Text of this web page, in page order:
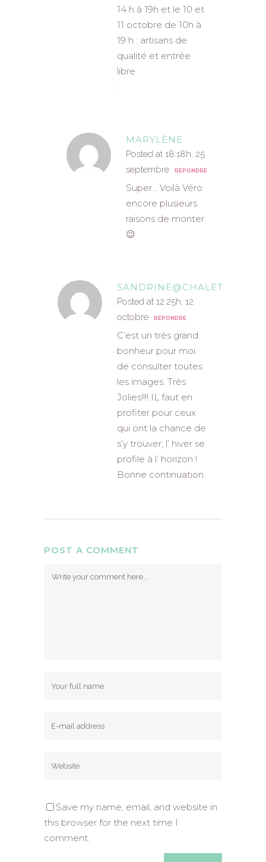
14 h à 19h et le 10 et
11 octobre de 10h à
19 h : artisans de
qualité et entrée
libre
:
MARYLÈNE
Posted at 18:18h, 25
septembre
RÉPONDRE
Super… Voilà Véro
encore plusieurs
raisons de monter
😉
SANDRINE@CHALET
Posted at 12:25h, 12
octobre
RÉPONDRE
C’est un très grand
bonheur pour moi
de consulter toutes
les images. Très
Jolies!!!! IL faut en
profiter pour ceux
qui ont la chance de
s’y trouver, l’ hiver se
profile à l’ horizon !
Bonne continuation
POST A COMMENT
Save my name, email, and website in
this browser for the next time I
comment.